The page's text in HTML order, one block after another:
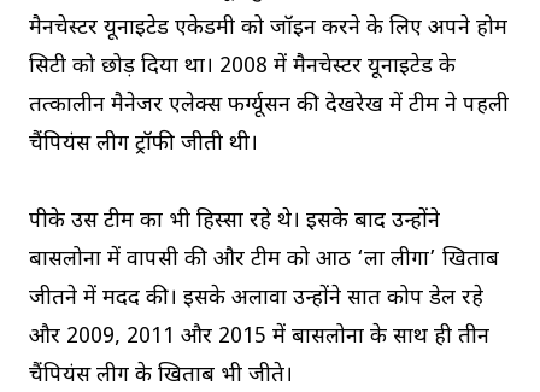
मैनचेस्टर यूनाइटेड एकेडमी को जॉइन करने के लिए अपने होम
सिटी को छोड़ दिया था। 2008 में मैनचेस्टर यूनाइटेड के
तत्कालीन मैनेजर एलेक्स फर्ग्यूसन की देखरेख में टीम ने पहली
चैंपियंस लीग ट्रॉफी जीती थी।
पीके उस टीम का भी हिस्सा रहे थे। इसके बाद उन्होंने
बार्सिलोना में वापसी की और टीम को आठ ‘ला लीगा’ खिताब
जीतने में मदद की। इसके अलावा उन्होंने सात कोप डेल रहे
और 2009, 2011 और 2015 में बार्सिलोना के साथ ही तीन
चैंपियंस लीग के खिताब भी जीते।